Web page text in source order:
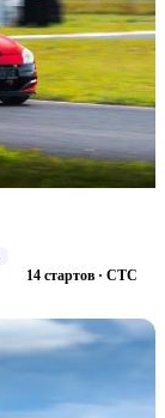
14 стартов · CTC